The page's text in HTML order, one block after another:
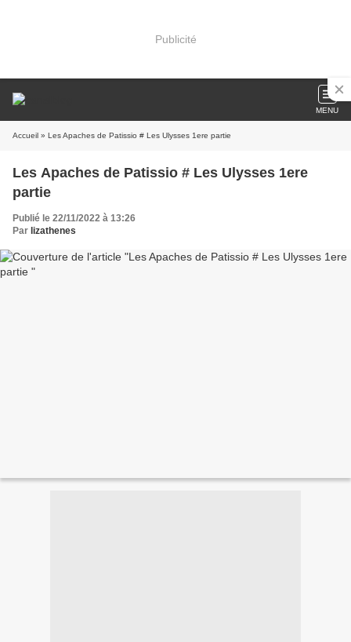
Publicité
MENU
Accueil » Les Apaches de Patissio # Les Ulysses 1ere partie
Les Apaches de Patissio # Les Ulysses 1ere
partie
Publié le 22/11/2022 à 13:26
Par lizathenes